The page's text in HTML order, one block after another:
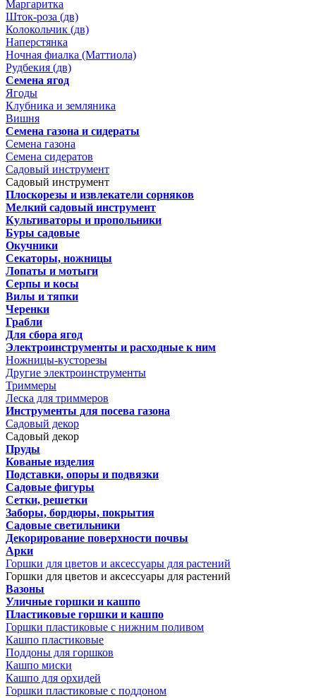
Маргаритка
Шток-роза (дв)
Колокольчик (дв)
Наперстянка
Ночная фиалка (Маттиола)
Рудбекия (дв)
Семена ягод
Ягоды
Клубника и земляника
Вишня
Семена газона и сидераты
Семена газона
Семена сидератов
Садовый инструмент
Садовый инструмент
Плоскорезы и извлекатели сорняков
Мелкий садовый инструмент
Культиваторы и пропольники
Буры садовые
Окучники
Секаторы, ножницы
Лопаты и мотыги
Серпы и косы
Вилы и тяпки
Черенки
Грабли
Для сбора ягод
Электроинструменты и расходные к ним
Ножницы-кусторезы
Другие электроинструменты
Триммеры
Леска для триммеров
Инструменты для посева газона
Садовый декор
Садовый декор
Пруды
Кованые изделия
Подставки, опоры и подвязки
Садовые фигуры
Сетки, решетки
Заборы, бордюры, покрытия
Садовые светильники
Декорирование поверхности почвы
Арки
Горшки для цветов и аксессуары для растений
Горшки для цветов и аксессуары для растений
Вазоны
Уличные горшки и кашпо
Пластиковые горшки и кашпо
Горшки пластиковые с нижним поливом
Кашпо пластиковые
Поддоны для горшков
Кашпо миски
Кашпо для орхидей
Горшки пластиковые с поддоном